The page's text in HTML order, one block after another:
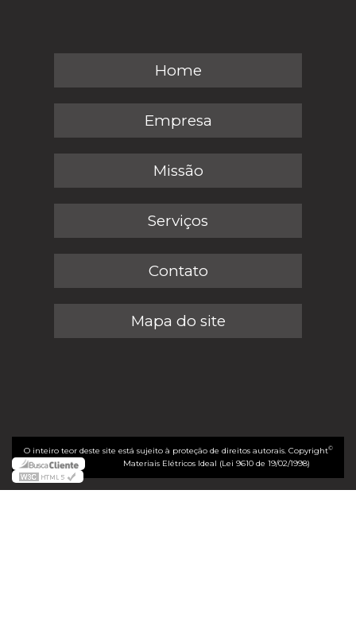
Home
Empresa
Missão
Serviços
Contato
Mapa do site
O inteiro teor deste site está sujeito à proteção de direitos autorais. Copyright©
Materiais Elétricos Ideal (Lei 9610 de 19/02/1998)